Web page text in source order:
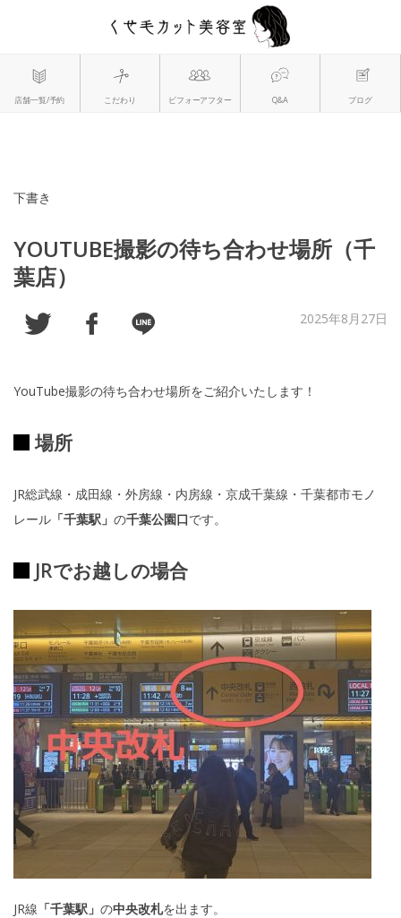
下書き
YOUTUBE撮影の待ち合わせ場所（千
葉店）
2025年8月27日
YouTube撮影の待ち合わせ場所をご紹介いたします！
場所
JR総武線・成田線・外房線・内房線・京成千葉線・千葉都市モノ
レール 「千葉駅」 の千葉公園口です。
JRでお越しの場合
JR線 「千葉駅」 の中央改札を出ます。